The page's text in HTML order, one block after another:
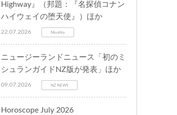
Highway』（邦題：『名探偵コナン
ハイウェイの堕天使』）ほか
22.07.2026 Monthly
ニュージーランドニュース「初のミ
シュランガイドNZ版が発表」ほか
09.07.2026 NZ NEWS
Horoscope July 2026